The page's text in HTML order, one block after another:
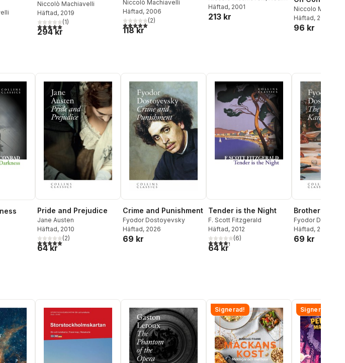
Niccolò Machiavelli
Häftad, 2019
5,0utav 5 stjärnor. Totalt antal röster:
(1)
294 kr
Niccolò Machiavelli
Häftad, 2006
5,0utav 5 stjärnor. Totalt antal röster:
(2)
118 kr
Wood
Häftad, 2001
213 kr
Niccolo
Häftad, 2010
96 kr
Totalt antal röster:
Pride and Prejudice
Jane Austen
Häftad, 2010
5,0utav 5 stjärnor. Totalt antal röster:
(2)
64 kr
Crime and Punishment
Fyodor Dostoyevsky
Häftad, 2026
69 kr
Tender is the Night
F. Scott Fitzgerald
Häftad, 2012
4,3utav 5 stjärnor. Totalt antal röster:
(6)
64 kr
Brothers
Fyodor
Häftad, 2026
69 kr
Signerad! Signerad!